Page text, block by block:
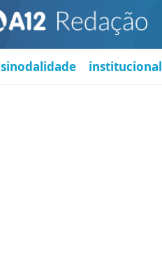
sinodalidade institucional